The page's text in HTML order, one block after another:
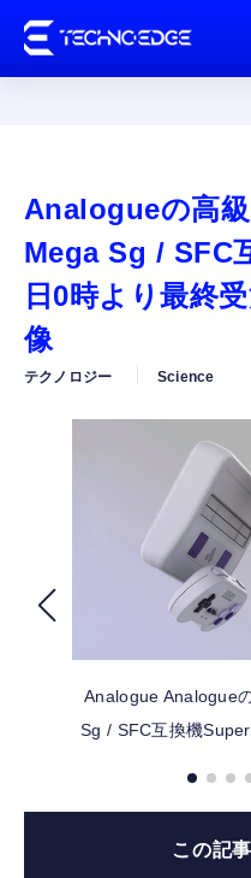
ガ
カ
公
Analogueの高
Mega Sg / SFC
日0時より最終
像
テクノロジー Science
Analogue Analogue
Sg / SFC互換機
この記